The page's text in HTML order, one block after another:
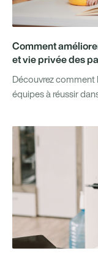
Comment
et vie privée des
Découvrez comment
équipes à réussir